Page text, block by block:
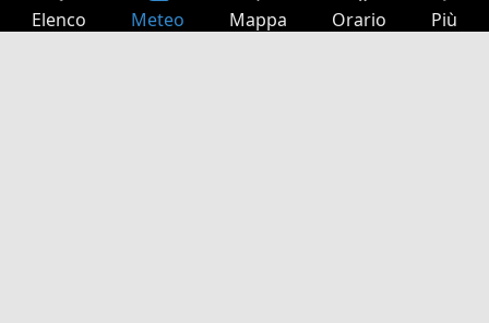
Elenco Meteo Mappa Orario Più